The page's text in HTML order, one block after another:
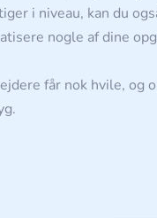
i niveau, kan du
nogle af dine
får nok hvile, og